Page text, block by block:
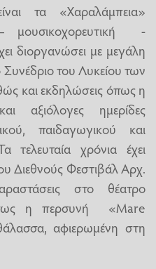
τα «Χαραλάμπεια»
μουσικοχορευτική -
διοργανώσει με μεγάλη
Συνέδριο του Λυκείου των
και εκδηλώσεις όπως η
αξιόλογες ημερίδες
παιδαγωγικού και
τελευταία χρόνια έχει
Διεθνούς Φεστιβάλ Αρχ.
στο θέατρο
η περσυνή «Mare
αφιερωμένη στη